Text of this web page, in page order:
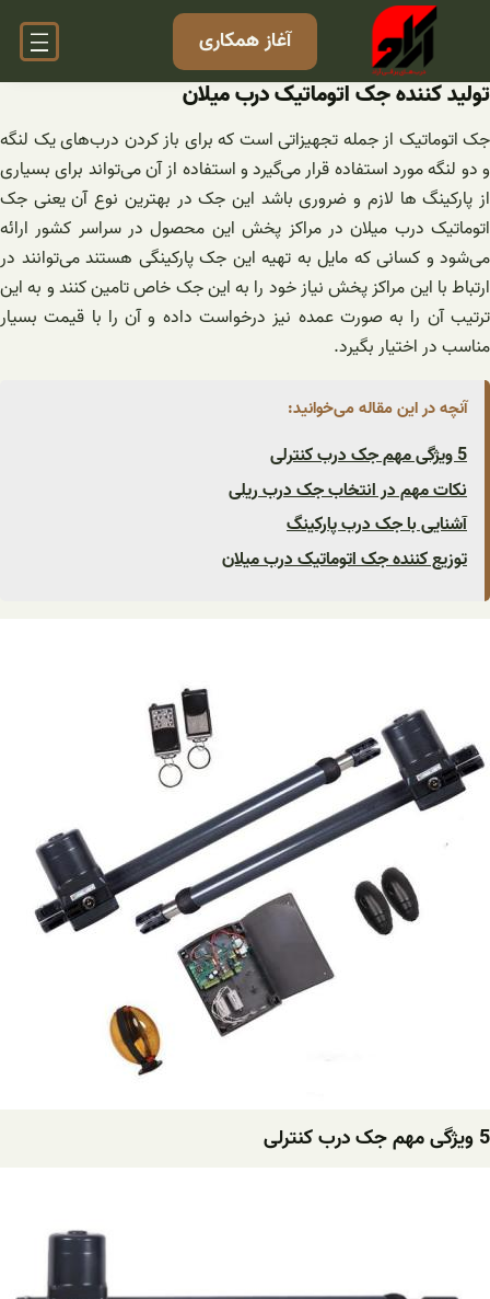
آغاز همکاری
تولید کننده جک اتوماتیک درب میلان
جک اتوماتیک از جمله تجهیزاتی است که برای باز کردن درب‌های یک لنگه
و دو لنگه مورد استفاده قرار می‌گیرد و استفاده از آن می‌تواند برای بسیاری
از پارکینگ ها لازم و ضروری باشد این جک در بهترین نوع آن یعنی جک
اتوماتیک درب میلان در مراکز پخش این محصول در سراسر کشور ارائه
می‌شود و کسانی که مایل به تهیه این جک پارکینگی هستند می‌توانند در
ارتباط با این مراکز پخش نیاز خود را به این جک خاص تامین کنند و به این
ترتیب آن را به صورت عمده نیز درخواست داده و آن را با قیمت بسیار
مناسب در اختیار بگیرد.
آنچه در این مقاله می‌خوانید:
5 ویژگی مهم جک درب کنترلی
نکات مهم در انتخاب جک درب ریلی
آشنایی با جک درب پارکینگ
توزیع کننده جک اتوماتیک درب میلان
5 ویژگی مهم جک درب کنترلی